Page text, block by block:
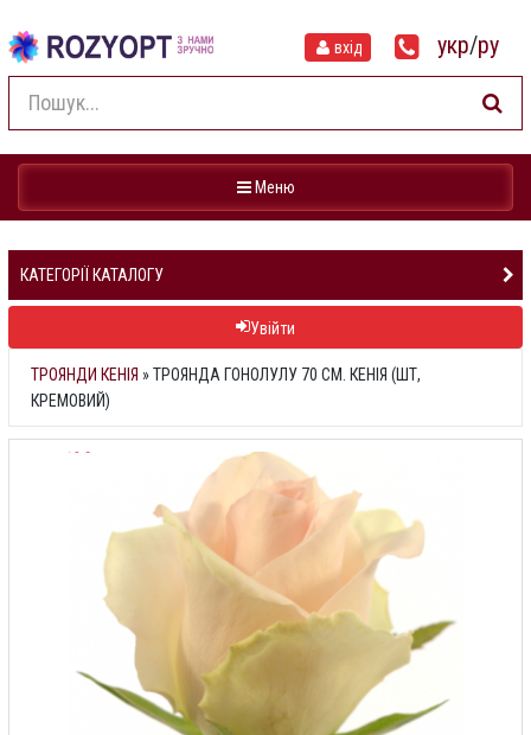
вхід укр/ру
Навігація
Меню
КАТЕГОРІЇ КАТАЛОГУ
Увійти
ТРОЯНДИ КЕНІЯ »ТРОЯНДА ГОНОЛУЛУ 70 СМ. КЕНІЯ (ШТ,
КРЕМОВИЙ)